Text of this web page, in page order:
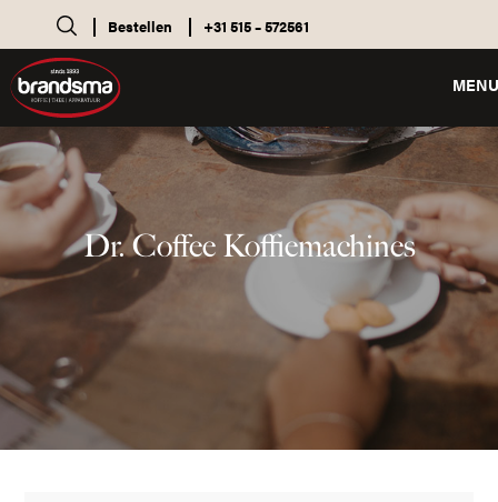
Bestellen +31 515 – 572561
MENU
Dr. Coffee Koffiemachines